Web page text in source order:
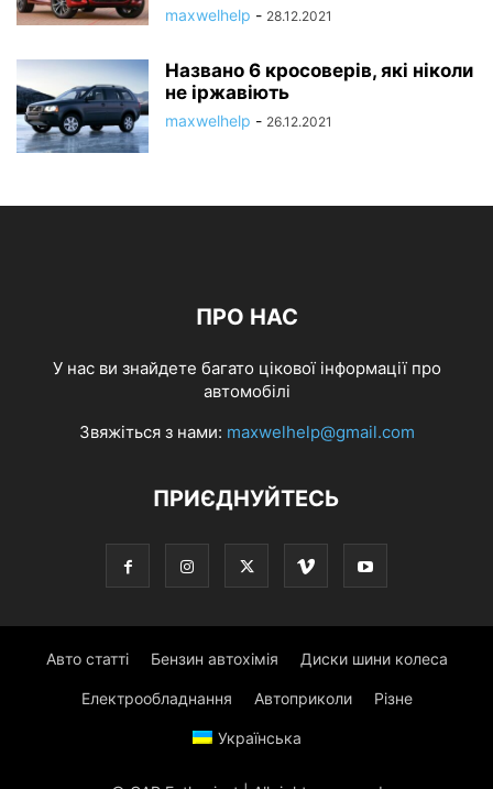
maxwelhelp - 28.12.2021
Названо 6 кросоверів, які ніколи
не іржавіють
maxwelhelp - 26.12.2021
ПРО НАС
У нас ви знайдете багато цікової інформації про
автомобілі
Звяжіться з нами: maxwelhelp@gmail.com
ПРИЄДНУЙТЕСЬ
Авто статті Бензин автохімія Диски шини колеса
Електрообладнання Автоприколи Різне
Українська